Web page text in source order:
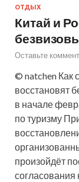
ОТДЫХ
Китай и
Оставьте
© natchen Как
восстановят
в начале
по туризму
произойдёт